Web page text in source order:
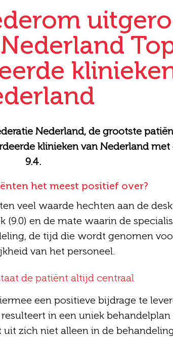
Nederland, de grootste
klinieken van Nederlandmet
9.4.
het meest positief over?
veel waarde hechten aan de
(9.0) en de mate waarin de
de tijd die wordt genomen
van het personeel.
de patiënt altijd centraal
een positieve bijdrage te
in eenuniek behandelplan
zich niet alleen in de